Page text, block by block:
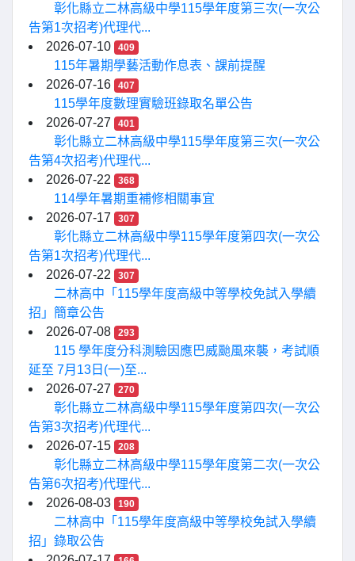
彰化縣立二林高級中學115學年度第三次(一次公
告第1次招考)代理代...
2026-07-10
409
115年暑期學藝活動作息表、課前提醒
2026-07-16
407
115學年度數理實驗班錄取名單公告
2026-07-27
401
彰化縣立二林高級中學115學年度第三次(一次公
告第4次招考)代理代...
2026-07-22
368
114學年暑期重補修相關事宜
2026-07-17
307
彰化縣立二林高級中學115學年度第四次(一次公
告第1次招考)代理代...
2026-07-22
307
二林高中「115學年度高級中等學校免試入學續
招」簡章公告
2026-07-08
293
115 學年度分科測驗因應巴威颱風來襲，考試順
延至 7月13日(一)至...
2026-07-27
270
彰化縣立二林高級中學115學年度第四次(一次公
告第3次招考)代理代...
2026-07-15
208
彰化縣立二林高級中學115學年度第二次(一次公
告第6次招考)代理代...
2026-08-03
190
二林高中「115學年度高級中等學校免試入學續
招」錄取公告